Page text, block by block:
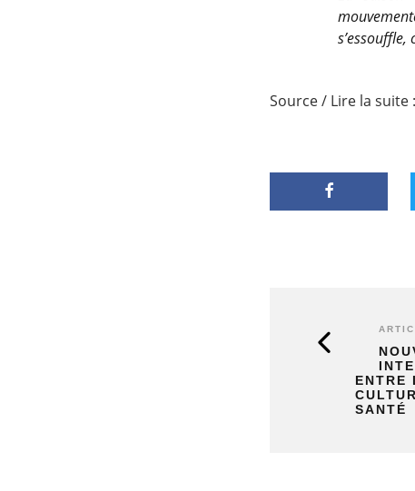
Source / Lire la suite :
ENTRE
SANTÉ